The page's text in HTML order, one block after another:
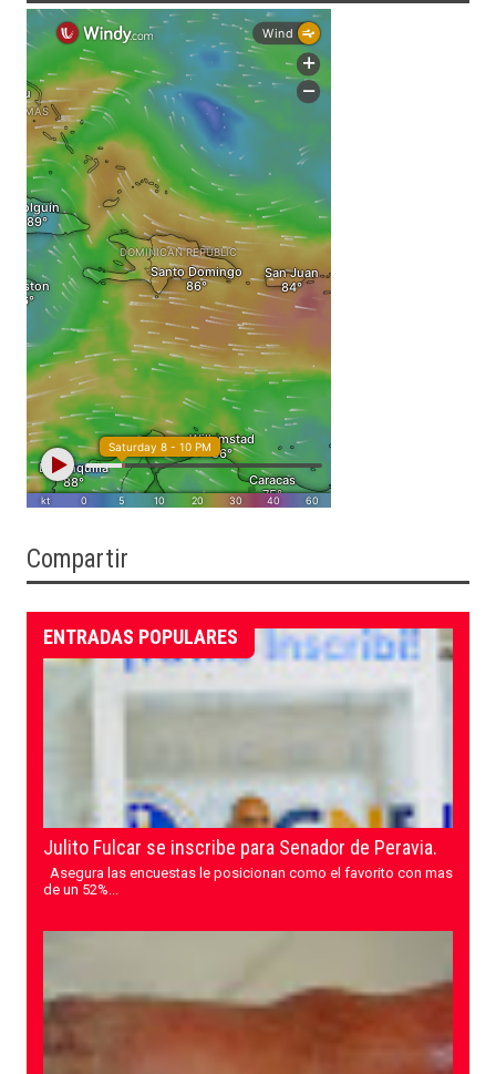
Compartir
ENTRADAS POPULARES
Julito Fulcar se inscribe para Senador de Peravia.
Asegura las encuestas le posicionan como el favorito con mas
de un 52%...